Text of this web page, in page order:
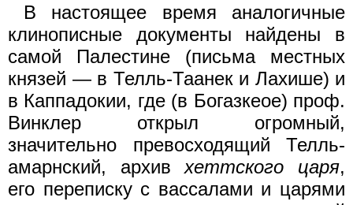
В настоящее время аналогичные
клинописные документы найдены в
самой Палестине (письма местных
князей — в Телль-Таанек и Лахише) и
в Каппадокии, где (в Богазкеое) проф.
Винклер открыл огромный,
значительно превосходящий Телль-
амарнский, архивхеттского царя,
его переписку с вассалами и царями